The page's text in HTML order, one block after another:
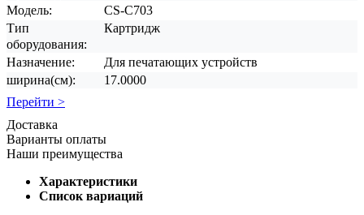
Модель:
CS-C703
Тип
оборудования:
Картридж
Назначение:
Для печатающих устройств
ширина(см):
17.0000
Перейти >
Доставка
Варианты оплаты
Наши преимущества
Характеристики
Список вариаций